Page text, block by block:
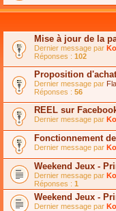
Mise à jour de la
Dernier message par
Réponses : 102
Proposition
Dernier message par
Réponses : 56
REEL sur
Dernier message par
Fonctionnement
Dernier message par
Weekend Jeux -
Dernier message par
Réponses : 1
Weekend Jeux -
Dernier message par